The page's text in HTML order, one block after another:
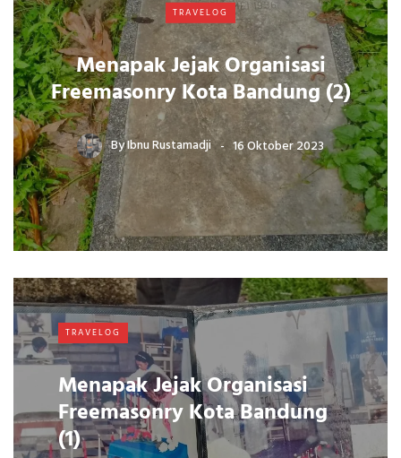
TRAVELOG
Menapak Jejak Organisasi
Freemasonry Kota Bandung (2)
ByIbnu Rustamadji 16 Oktober 2023
TRAVELOG
Menapak Jejak Organisasi
Freemasonry Kota Bandung
(1)